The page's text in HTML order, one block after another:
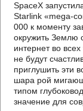
SpaceX
Starlink «mega-
000 к моменту
окружить Землю
интернет во
не будут
приглушить эти
шара рой
типом
значение для